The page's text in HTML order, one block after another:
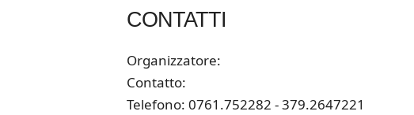
CONTATTI
Organizzatore:
Contatto:
Telefono: 0761.752282 - 379.2647221